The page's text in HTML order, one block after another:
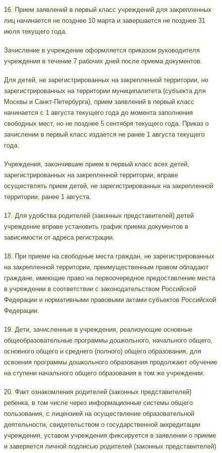
16. Прием заявлений в первый класс учреждений для закрепленных
лиц начинается не позднее 10 марта и завершается не позднее 31
июля текущего года.
Зачисление в учреждение оформляется приказом руководителя
учреждения в течение 7 рабочих дней после приема документов.
Для детей, не зарегистрированных на закрепленной территории, но
зарегистрированных на территории муниципалитета (субъекта для
Москвы и Санкт-Петербурга), прием заявлений в первый класс
начинается с 1 августа текущего года до момента заполнения
свободных мест, но не позднее 5 сентября текущего года. Приказ о
зачислении в первый класс издается не ранее 1 августа текущего
года.
Учреждения, закончившие прием в первый класс всех детей,
зарегистрированных на закрепленной территории, вправе
осуществлять прием детей, не зарегистрированных на закрепленной
территории, ранее 1 августа.
17. Для удобства родителей (законных представителей) детей
учреждение вправе установить график приема документов в
зависимости от адреса регистрации.
18. При приеме на свободные места граждан, не зарегистрированных
на закрепленной территории, преимущественным правом обладают
граждане, имеющие право на первоочередное предоставление места
в учреждении в соответствии с законодательством Российской
Федерации и нормативными правовыми актами субъектов Российской
Федерации.
19. Дети, зачисленные в учреждения, реализующие основные
общеобразовательные программы дошкольного, начального общего,
основного общего и среднего (полного) общего образования, для
освоения программы дошкольного образования продолжают обучение
на ступени начального общего образования в том же учреждении.
20. Факт ознакомления родителей (законных представителей)
ребенка, в том числе через информационные системы общего
пользования, с лицензией на осуществление образовательной
деятельности, свидетельством о государственной аккредитации
учреждения, уставом учреждения фиксируется в заявлении о приеме
и заверяется личной подписью родителей (законных представителей)